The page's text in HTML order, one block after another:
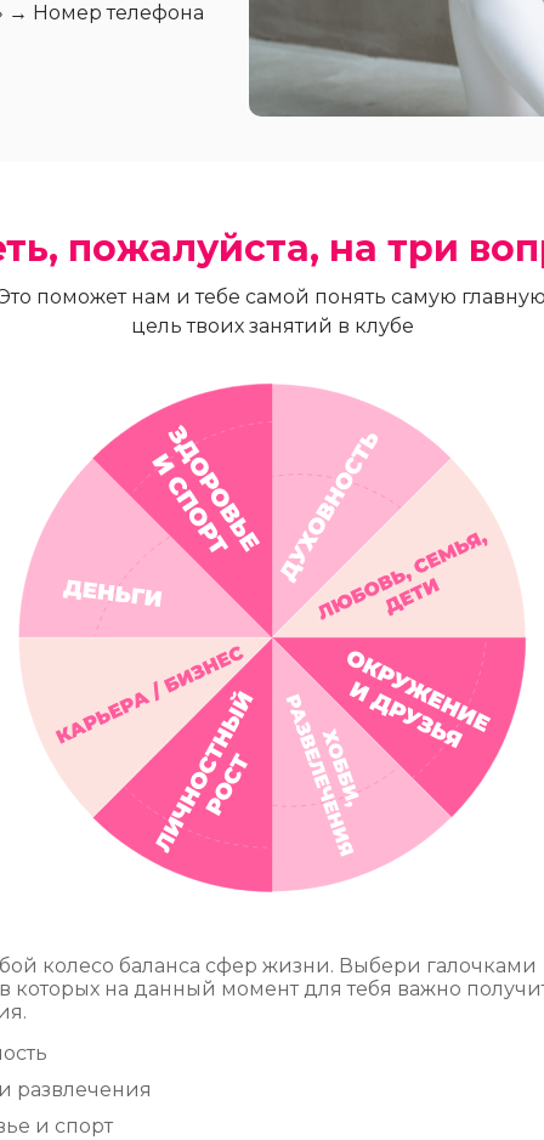
→ Номер телефона
пожалуйста, на три
поможет нам и тебе самой понять самую главную
цель твоих занятий в клубе
колесо баланса сфер жизни. Выбери галочками
которых на данный момент для тебя важно
развлечения
и спорт